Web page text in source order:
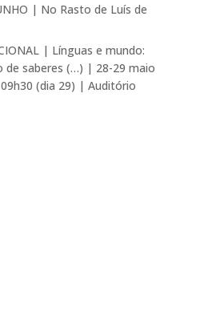
| No Rasto de Luís de
| Línguas e mundo:
de saberes (…) | 28-29 maio
(dia 29) | Auditório